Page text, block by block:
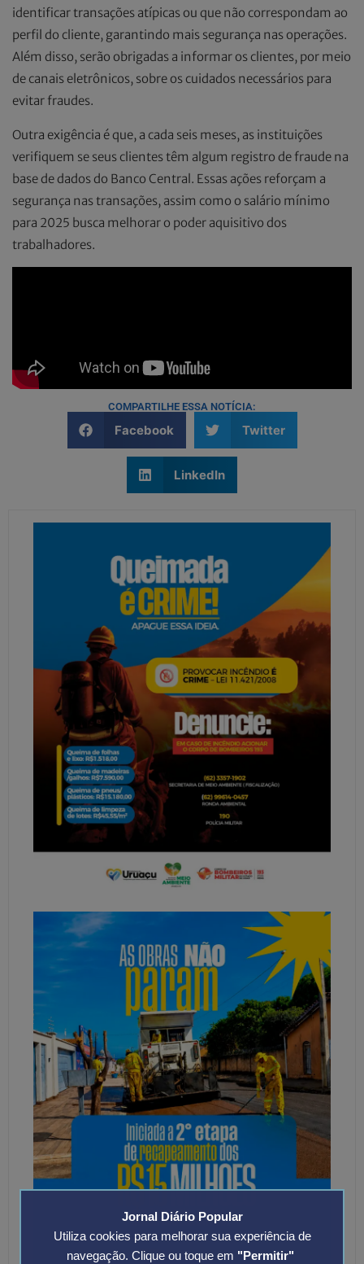
Jornal Diário Popular
Utiliza cookies para melhorar sua experiência de
navegação. Clique ou toque em "Permitir"
identificar transações atípicas ou que não correspondam ao
perfil do cliente, garantindo mais segurança nas operações.
Além disso, serão obrigadas a informar os clientes, por meio
de canais eletrônicos, sobre os cuidados necessários para
evitar fraudes.
Outra exigência é que, a cada seis meses, as instituições
verifiquem se seus clientes têm algum registro de fraude na
base de dados do Banco Central. Essas ações reforçam a
segurança nas transações, assim como o salário mínimo
para 2025 busca melhorar o poder aquisitivo dos
trabalhadores.
COMPARTILHE ESSA NOTÍCIA:
Facebook Twitter
LinkedIn